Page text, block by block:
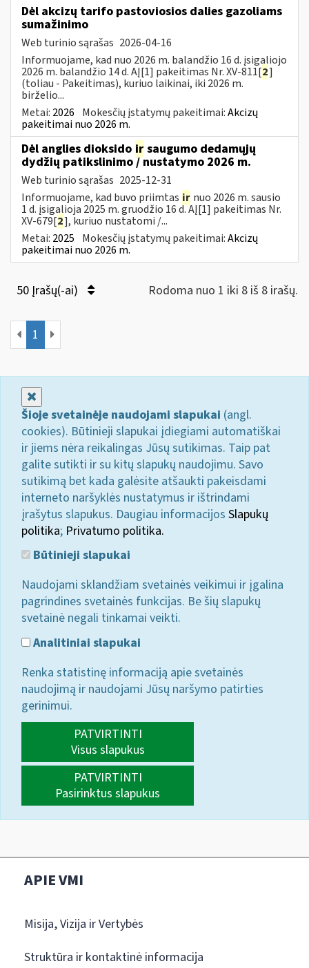
Dėl akcizų tarifo pastoviosios dalies gazoliams
sumažinimo
Web turinio sąrašas 2026-04-16
Informuojame, kad nuo 2026 m. balandžio 16 d. įsigaliojo
2026 m. balandžio 14 d. AĮ[1] pakeitimas Nr. XV-811[2]
(toliau - Pakeitimas), kuriuo laikinai, iki 2026 m.
birželio...
Metai: 2026 Mokesčių įstatymų pakeitimai:Akcizų
pakeitimai nuo 2026 m.
Dėl anglies dioksido ir saugumo dedamųjų
dydžių patikslinimo / nustatymo 2026 m.
Web turinio sąrašas 2025-12-31
Informuojame, kad buvo priimtas ir nuo 2026 m. sausio
1 d. įsigalioja 2025 m. gruodžio 16 d. AĮ[1] pakeitimas Nr.
XV-679[2], kuriuo nustatomi /...
Metai: 2025 Mokesčių įstatymų pakeitimai:Akcizų
pakeitimai nuo 2026 m.
50 Įrašų(-ai) Rodoma nuo 1 iki 8 iš 8 irašų.
1
Šioje svetainėje naudojami slapukai (angl.
cookies). Būtinieji slapukai įdiegiami automatiškai
ir jiems nėra reikalingas Jūsų sutikimas. Taip pat
galite sutikti ir su kitų slapukų naudojimu. Savo
sutikimą bet kada galėsite atšaukti pakeisdami
interneto naršyklės nustatymus ir ištrindami
įrašytus slapukus. Daugiau informacijos Slapukų
politika; Privatumo politika.
Būtinieji slapukai
Naudojami sklandžiam svetainės veikimui ir įgalina
pagrindines svetainės funkcijas. Be šių slapukų
svetainė negali tinkamai veikti.
Analitiniai slapukai
Renka statistinę informaciją apie svetainės
naudojimą ir naudojami Jūsų naršymo patirties
gerinimui.
PATVIRTINTI
Visus slapukus
PATVIRTINTI
Pasirinktus slapukus
APIE VMI
Misija, Vizija ir Vertybės
Struktūra ir kontaktinė informacija